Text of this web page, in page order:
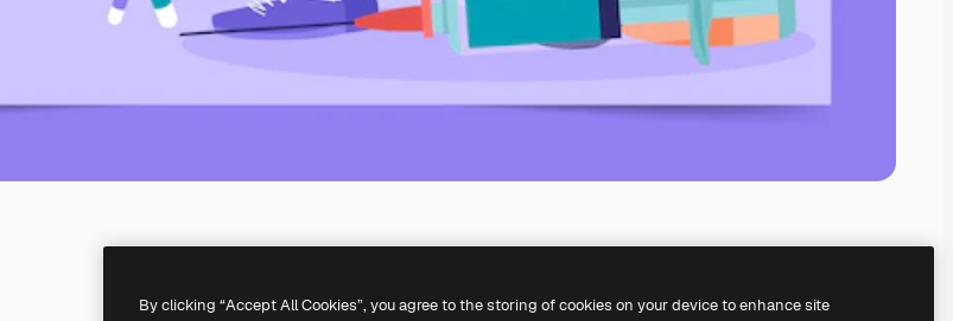
By clicking “Accept All Cookies”, you agree to the storing of cookies on your device to enhance site